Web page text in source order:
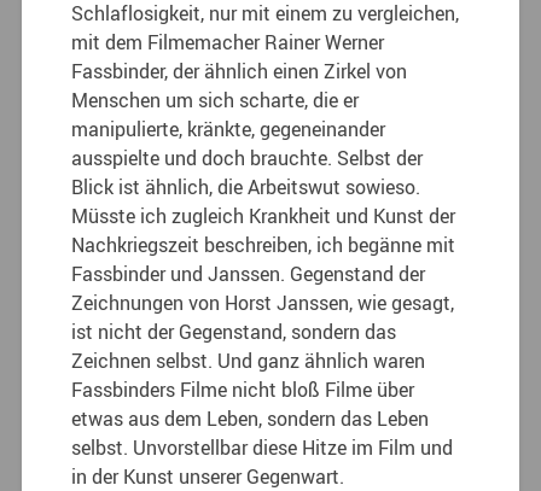
Schlaflosigkeit, nur mit einem zu vergleichen,
mit dem Filmemacher Rainer Werner
Fassbinder, der ähnlich einen Zirkel von
Menschen um sich scharte, die er
manipulierte, kränkte, gegeneinander
ausspielte und doch brauchte. Selbst der
Blick ist ähnlich, die Arbeitswut sowieso.
Müsste ich zugleich Krankheit und Kunst der
Nachkriegszeit beschreiben, ich begänne mit
Fassbinder und Janssen. Gegenstand der
Zeichnungen von Horst Janssen, wie gesagt,
ist nicht der Gegenstand, sondern das
Zeichnen selbst. Und ganz ähnlich waren
Fassbinders Filme nicht bloß Filme über
etwas aus dem Leben, sondern das Leben
selbst. Unvorstellbar diese Hitze im Film und
in der Kunst unserer Gegenwart.